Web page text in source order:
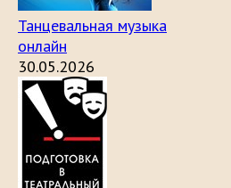
Танцевальная музыка
онлайн
30.05.2026